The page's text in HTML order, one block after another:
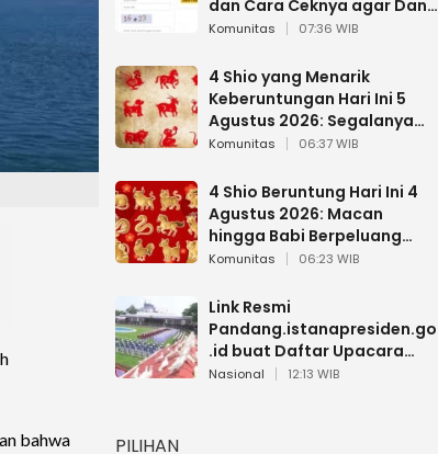
bahwa
dan Cara Ceknya agar Dana
Tidak Hangus!
Komunitas 07:36 WIB
4 Shio yang Menarik
Keberuntungan Hari Ini 5
Agustus 2026: Segalanya
Berjalan Lancar
Komunitas 06:37 WIB
4 Shio Beruntung Hari Ini 4
Agustus 2026: Macan
hingga Babi Berpeluang
Dapat Kabar Baik
Komunitas 06:23 WIB
Link Resmi
Pandang.istanapresiden.go
.id buat Daftar Upacara
Bendera HUT RI di Istana
Nasional 12:13 WIB
PILIHAN